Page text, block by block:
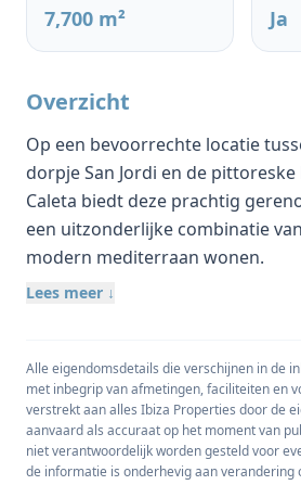
7,700 m² Ja
Overzicht
Op een bevoorrechte locatie
dorpje San Jordi en de pittoreske
Caleta biedt deze prachtig
een uitzonderlijke combinatie
modern mediterraan wonen.
Omringd door de natuur en
toevluchtsoord en tegelijkertijd
toegang tot de meest populaire
Ibiza, waaronder de idyllische
Jondal en Las Salinas, evenals
stad en het vliegveld.
Lees meer ↓
Alle eigendomsdetails die verschijnen in de
met inbegrip van afmetingen, faciliteiten en
verstrekt aan alles Ibiza Properties door de
aanvaard als accuraat op het moment van
niet verantwoordelijk worden gesteld voor
de informatie is onderhevig aan verandering